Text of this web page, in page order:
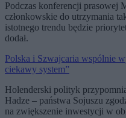
Podczas konferencji prasowej
członkowskie do utrzymania
istotnego trendu będzie
dodał.
Polska i Szwajcaria wspólnie
ciekawy system”
Holenderski polityk
Hadze – państwa Sojuszu
na zwiększenie inwestycji w